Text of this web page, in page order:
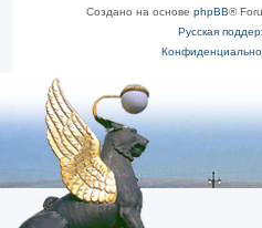
Создано на основе phpBB®
Русская